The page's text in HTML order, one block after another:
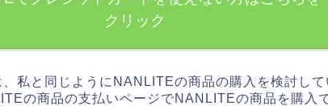
クリック
私と同じようにNANLITEの商品の購入を検討して
の商品の支払いページでNANLITEの商品を購入